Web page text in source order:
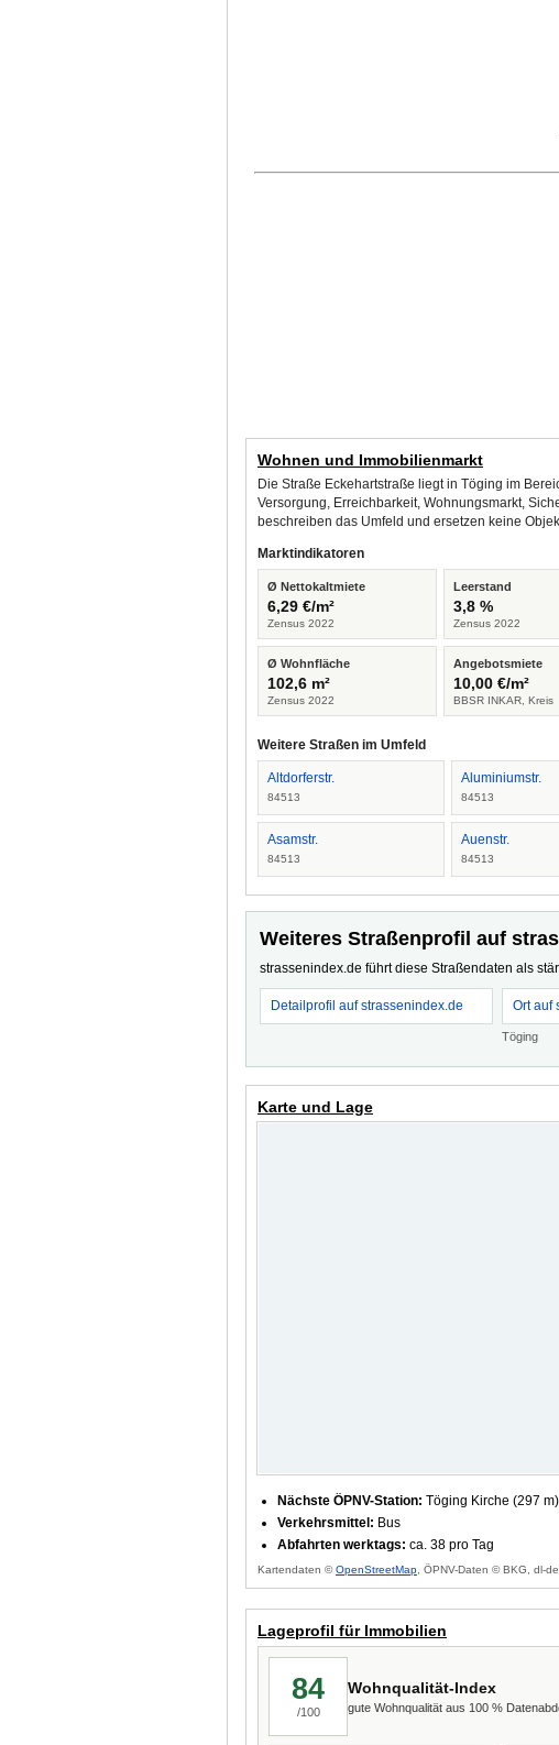
Wohnen und Immobilienmarkt
Die Straße Eckehartstraße liegt in Töging im
Versorgung, Erreichbarkeit, Wohnungsmarkt,
beschreiben das Umfeld und ersetzen keine
Marktindikatoren
Ø Nettokaltmiete
6,29 €/m²
Zensus 2022
Leerstand
3,8 %
Zensus 2022
Ø Wohnfläche
102,6 m²
Zensus 2022
Angebotsmiete
10,00 €/m²
BBSR INKAR, Kreis
Weitere Straßen im Umfeld
Altdorferstr.
84513
Aluminiumstr.
84513
Asamstr.
84513
Auenstr.
84513
Weiteres Straßenprofil auf
strassenindex.de führt diese Straßendaten als
Detailprofil auf strassenindex.de Ort auf
Töging
Karte und Lage
Nächste ÖPNV-Station: Töging Kirche (297 m)
Verkehrsmittel: Bus
Abfahrten werktags: ca. 38 pro Tag
Kartendaten ©OpenStreetMap , ÖPNV-Daten © BKG, dl-
Lageprofil für Immobilien
84
/100
Wohnqualität-Index
gute Wohnqualität aus 100 %